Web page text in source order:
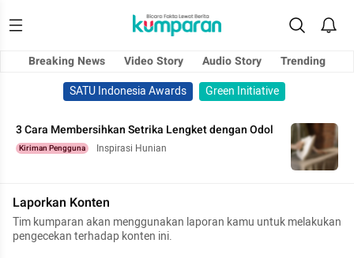
Breaking News Video Story Audio Story
Trending
SATU Indonesia Awards
Green Initiative
3 Cara Membersihkan Setrika Lengket dengan Odol
Kiriman Pengguna Inspirasi Hunian
Laporkan Konten
Tim kumparan akan menggunakan laporan kamu untuk melakukan
pengecekan terhadap konten ini.